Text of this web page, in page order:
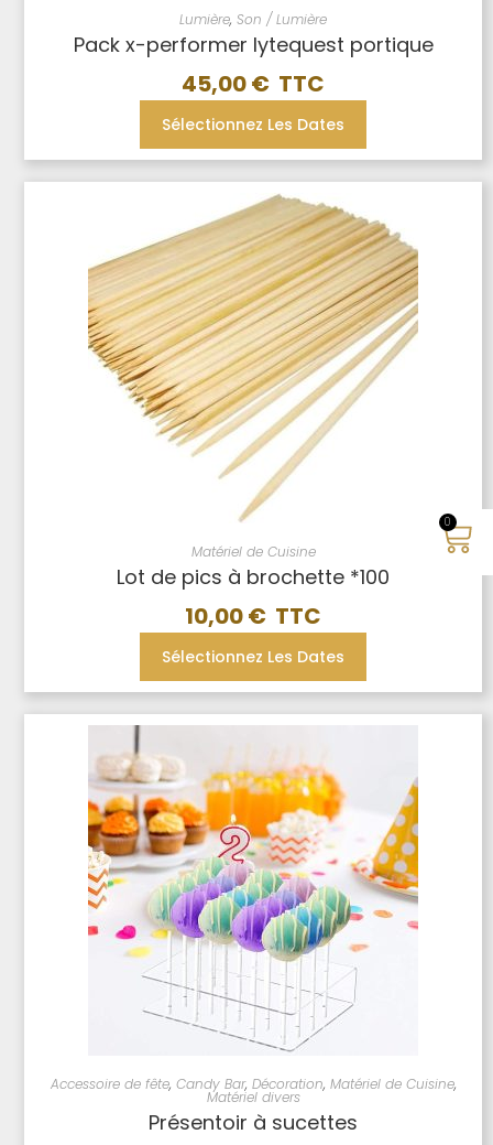
0
Lumière, Son / Lumière
Pack x-performer lytequest portique
45,00€
Sélectionnez Les Dates
Matériel de Cuisine
Lot de pics à brochette *100
10,00€
Sélectionnez Les Dates
Accessoire de fête, Candy Bar, Décoration, Matériel de Cuisine,
Matériel divers
Présentoir à sucettes